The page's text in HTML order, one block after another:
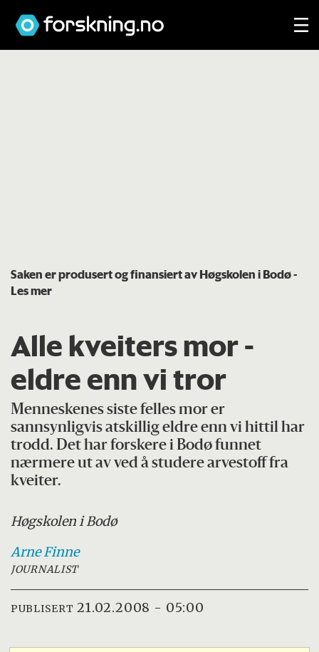
Saken er produsert og finansiert av Høgskolen i Bodø-
Les mer
Alle kveiters mor -
eldre enn vi tror
Menneskenes siste felles mor er
sannsynligvis atskillig eldre enn vi hittil har
trodd. Det har forskere i Bodø funnet
nærmere ut av ved å studere arvestoff fra
kveiter.
Høgskolen i Bodø
Arne Finne
JOURNALIST
PUBLISERT 21.02.2008 - 05:00